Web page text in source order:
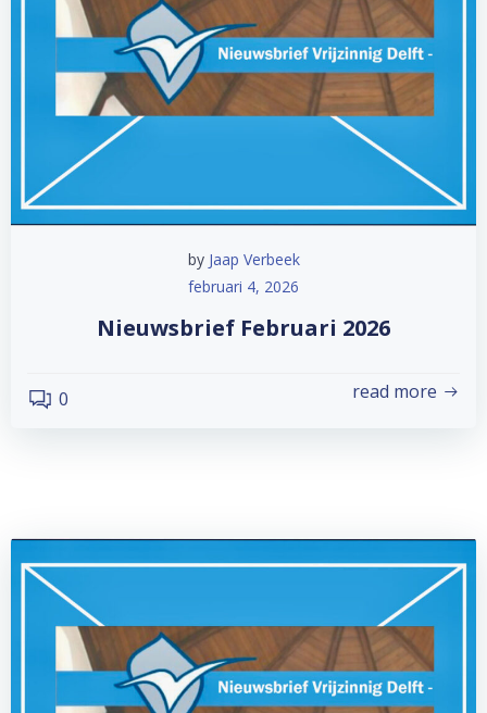
by Jaap Verbeek
februari 4, 2026
Nieuwsbrief Februari 2026
0 read more